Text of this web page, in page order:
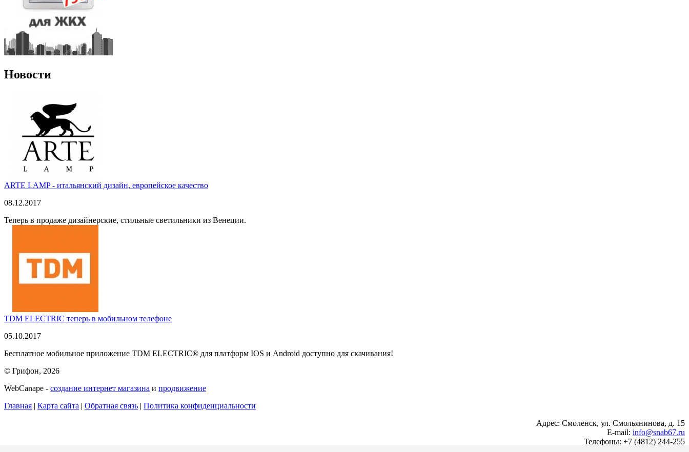
Новости
ARTE LAMP - итальянский дизайн, европейское качество
08.12.2017
Теперь в продаже дизайнерские, стильные светильники из Венеции.
TDM ELECTRIC теперь в мобильном телефоне
05.10.2017
Бесплатное мобильное приложение TDM ELECTRIC® для платформ IOS и Android доступно для скачивания!
© Грифон, 2026
WebCanape - создание интернет магазина и продвижение
Главная | Карта сайта | Обратная связь | Политика конфиденциальности
Адрес: Смоленск, ул. Смольянинова, д. 15
E-mail: info@snab67.ru
Телефоны: +7 (4812) 244-255